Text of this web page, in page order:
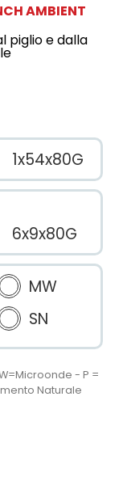
AMBIENT
piglio e dalla
1x54x80G
6x9x80G
MW
SN
- P =
Naturale